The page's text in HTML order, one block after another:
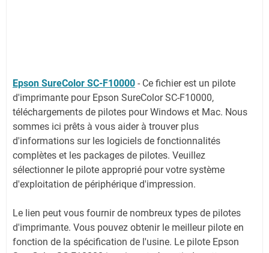
Epson SureColor SC-F10000 - Ce fichier est un pilote
d'imprimante pour Epson SureColor SC-F10000,
téléchargements de pilotes pour Windows et Mac. Nous
sommes ici prêts à vous aider à trouver plus
d'informations sur les logiciels de fonctionnalités
complètes et les packages de pilotes. Veuillez
sélectionner le pilote approprié pour votre système
d'exploitation de périphérique d'impression.
Le lien peut vous fournir de nombreux types de pilotes
d'imprimante. Vous pouvez obtenir le meilleur pilote en
fonction de la spécification de l'usine. Le pilote Epson